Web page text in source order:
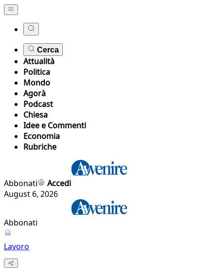
Cerca
Attualità
Politica
Mondo
Agorà
Podcast
Chiesa
Idee e Commenti
Economia
Rubriche
Abbonati
Accedi
August 6, 2026
Abbonati
Lavoro